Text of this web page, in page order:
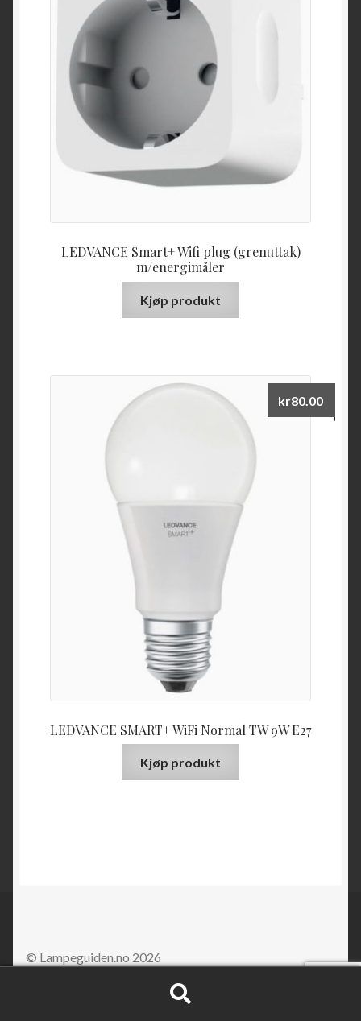
LEDVANCE Smart+ Wifi plug (grenuttak)
m/energimåler
Kjøp produkt
LEDVANCE SMART+ WiFi Normal TW 9W E27
kr80.00
Kjøp produkt
© Lampeguiden.no 2026